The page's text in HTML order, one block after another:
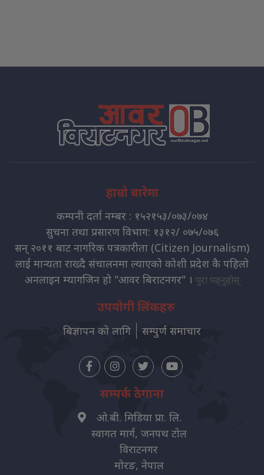
हाम्रो बारेमा
कम्पनी दर्ता नम्बर : १५२१५३/०७३/०७४
सुचना तथा प्रसारण विभाग: १३१२/ ०७५/०७६
सन् २०११ बाट नागरिक पत्रकारीता (Citizen Journalism)
लाई मान्यता राख्दै संचालनमा ल्याएको कोशी प्रदेश कै पहिलो
अनलाइन म्यागजिन हो "आवर बिराटनगर" । पुरा पढ्नुहोस्
उपयोगी लिंकहरु
बिज्ञापन को लागि सम्पुर्ण समाचार
सम्पर्क ठेगाना
ओ.बी. मिडिया प्रा. लि.
स्वागत मार्ग, जनपथ टोल
विराटनगर
मोरङ, नेपाल